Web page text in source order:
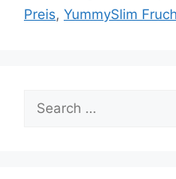
Preis, YummySlim
Search
for: